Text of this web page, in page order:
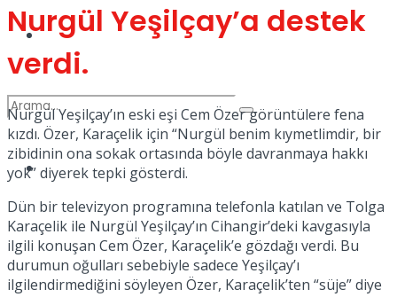
Dünya
Türkiye
No Result
View All Result
Nurgül Yeşilçay’a destek
verdi.
Nurgül Yeşilçay’ın eski eşi Cem Özer görüntülere fena
kızdı. Özer, Karaçelik için “Nurgül benim kıymetlimdir, bir
zibidinin ona sokak ortasında böyle davranmaya hakkı
yok” diyerek tepki gösterdi.
Dün bir televizyon programına telefonla katılan ve Tolga
Karaçelik ile Nurgül Yeşilçay’ın Cihangir’deki kavgasıyla
ilgili konuşan Cem Özer, Karaçelik’e gözdağı verdi. Bu
durumun oğulları sebebiyle sadece Yeşilçay’ı
ilgilendirmediğini söyleyen Özer, Karaçelik’ten “süje” diye